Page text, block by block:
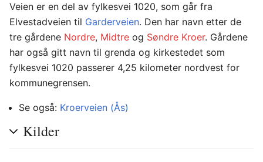
Veien er en del av fylkesvei 1020, som går fra
Elvestadveien til Garderveien. Den har navn etter de
tre gårdene Nordre, Midtre og Søndre Kroer. Gårdene
har også gitt navn til grenda og kirkestedet som
fylkesvei 1020 passerer 4,25 kilometer nordvest for
kommunegrensen.
Se også: Kroerveien (Ås)
Kilder